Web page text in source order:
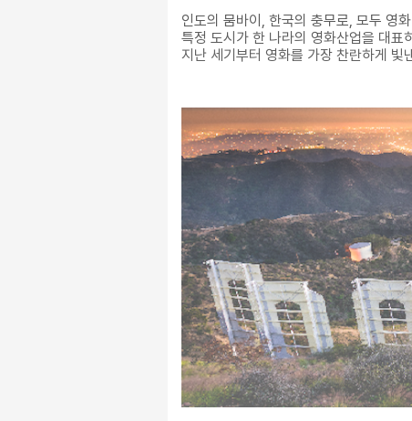
인도의 뭄바이, 한국의 충무로, 모두 영
특정 도시가 한 나라의 영화산업을 대표
지난 세기부터 영화를 가장 찬란하게 빛